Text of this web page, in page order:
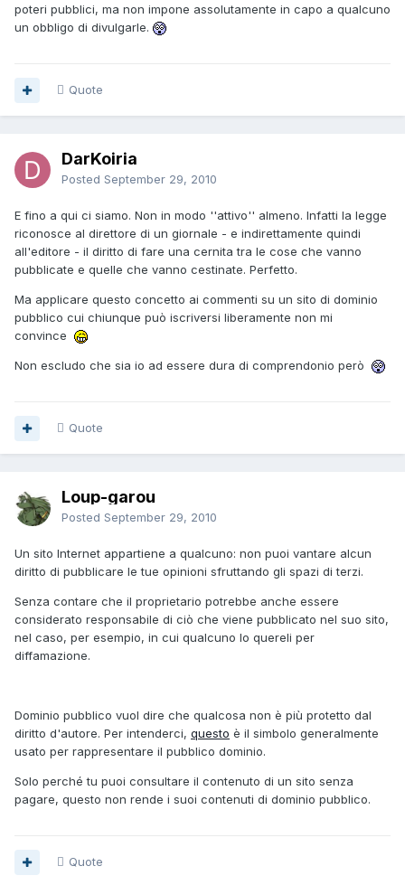
poteri pubblici, ma non impone assolutamente in capo a qualcuno
un obbligo di divulgarle.
Quote
DarKoiria
Posted September 29, 2010
E fino a qui ci siamo. Non in modo ''attivo'' almeno. Infatti la legge
riconosce al direttore di un giornale - e indirettamente quindi
all'editore - il diritto di fare una cernita tra le cose che vanno
pubblicate e quelle che vanno cestinate. Perfetto.
Ma applicare questo concetto ai commenti su un sito di dominio
pubblico cui chiunque può iscriversi liberamente non mi
convince
Non escludo che sia io ad essere dura di comprendonio però
Quote
Loup-garou
Posted September 29, 2010
Un sito Internet appartiene a qualcuno: non puoi vantare alcun
diritto di pubblicare le tue opinioni sfruttando gli spazi di terzi.
Senza contare che il proprietario potrebbe anche essere
considerato responsabile di ciò che viene pubblicato nel suo sito,
nel caso, per esempio, in cui qualcuno lo quereli per
diffamazione.
Dominio pubblico vuol dire che qualcosa non è più protetto dal
diritto d'autore. Per intenderci, questo è il simbolo generalmente
usato per rappresentare il pubblico dominio.
Solo perché tu puoi consultare il contenuto di un sito senza
pagare, questo non rende i suoi contenuti di dominio pubblico.
Quote